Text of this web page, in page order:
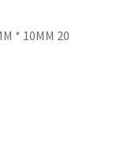
* 10MM 20